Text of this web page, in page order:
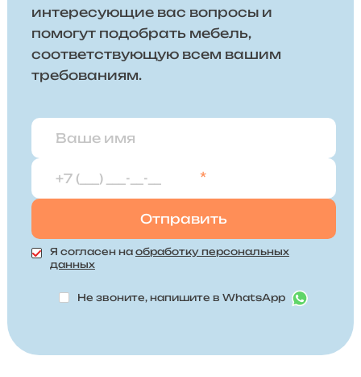
интересующие вас вопросы и
помогут подобрать мебель,
соответствующую всем вашим
требованиям.
*
Я согласен на обработку персональных
данных
Не звоните, напишите в WhatsApp